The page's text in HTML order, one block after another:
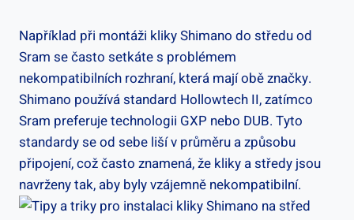
Například při ‍montáži kliky ‌Shimano⁣ do středu od
Sram se často setkáte ⁣s problémem‌
nekompatibilních rozhraní, ‌která mají obě značky. ​
Shimano používá standard Hollowtech II, zatímco
Sram preferuje technologii​ GXP nebo DUB.⁤ Tyto‌
standardy⁢ se od sebe liší v průměru a způsobu‌
připojení,​ což často znamená, že kliky a středy ​jsou
navrženy tak, aby byly vzájemně nekompatibilní.